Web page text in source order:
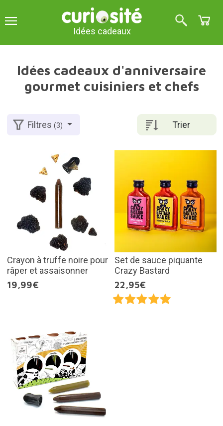
Idées cadeaux
Idées cadeaux d'anniversaire
gourmet cuisiniers et chefs
Trier
Filtres(3)
Crayon à truffe noire pour
râper et assaisonner
19,99€
Set de sauce piquante
Crazy Bastard
22,95€